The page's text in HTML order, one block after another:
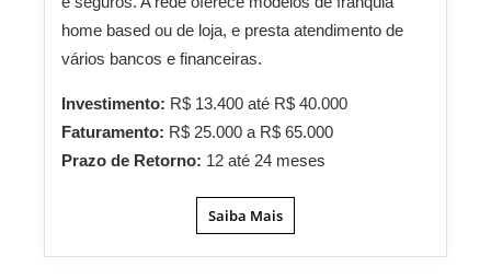
home based ou de loja, e presta atendimento de
vários bancos e financeiras.
Investimento: R$ 13.400 até R$ 40.000
Faturamento: R$ 25.000 a R$ 65.000
Prazo de Retorno: 12 até 24 meses
Saiba Mais